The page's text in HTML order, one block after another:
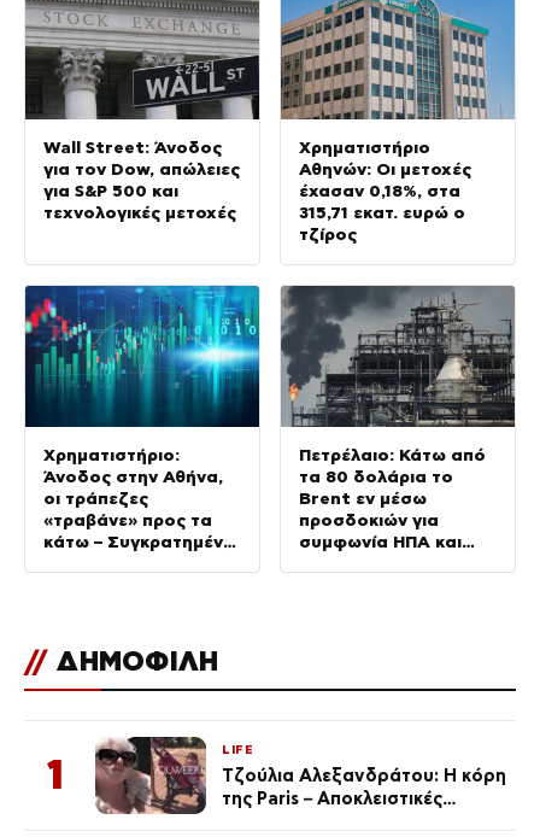
Wall Street: Άνοδος
για τον Dow, απώλειες
για S&P 500 και
τεχνολογικές μετοχές
Χρηματιστήριο
Αθηνών: Οι μετοχές
έχασαν 0,18%, στα
315,71 εκατ. ευρώ ο
τζίρος
Χρηματιστήριο:
Άνοδος στην Αθήνα,
οι τράπεζες
«τραβάνε» προς τα
κάτω – Συγκρατημένη
Πετρέλαιο: Κάτω από
τα 80 δολάρια το
Brent εν μέσω
προσδοκιών για
συμφωνία ΗΠΑ και
// ΔΗΜΟΦΙΛΗ
1
LIFE
Τζούλια Αλεξανδράτου: Η κόρη
της Paris – Αποκλειστικές